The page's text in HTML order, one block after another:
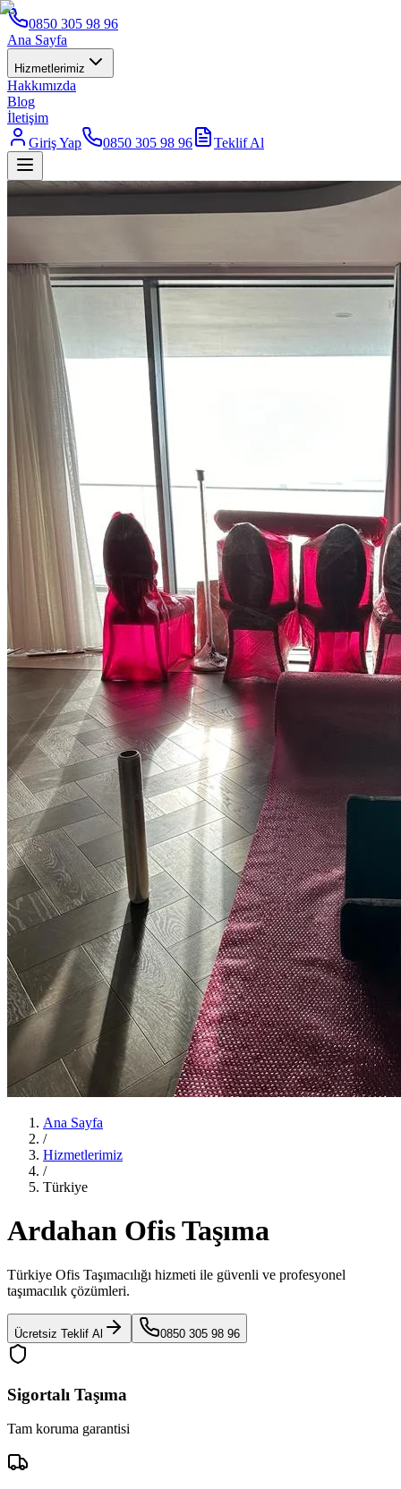
0850 305 98 96
Ana Sayfa
Hizmetlerimiz
Hakkımızda
Blog
İletişim
Giriş Yap
0850 305 98 96 Teklif Al
Ana Sayfa
/
Hizmetlerimiz
/
Türkiye
Ardahan Ofis Taşıma
Türkiye Ofis Taşımacılığı hizmeti ile güvenli ve profesyonel
taşımacılık çözümleri.
Ücretsiz Teklif Al 0850 305 98 96
Sigortalı Taşıma
Tam koruma garantisi